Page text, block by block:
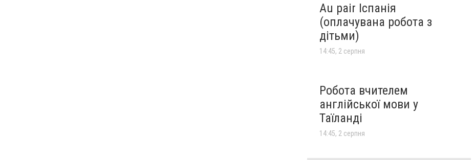
Au pair Іспанія
(оплачувана робота з
дітьми)
14:45, 2 серпня
Робота вчителем
англійської мови у
Таїланді
14:45, 2 серпня